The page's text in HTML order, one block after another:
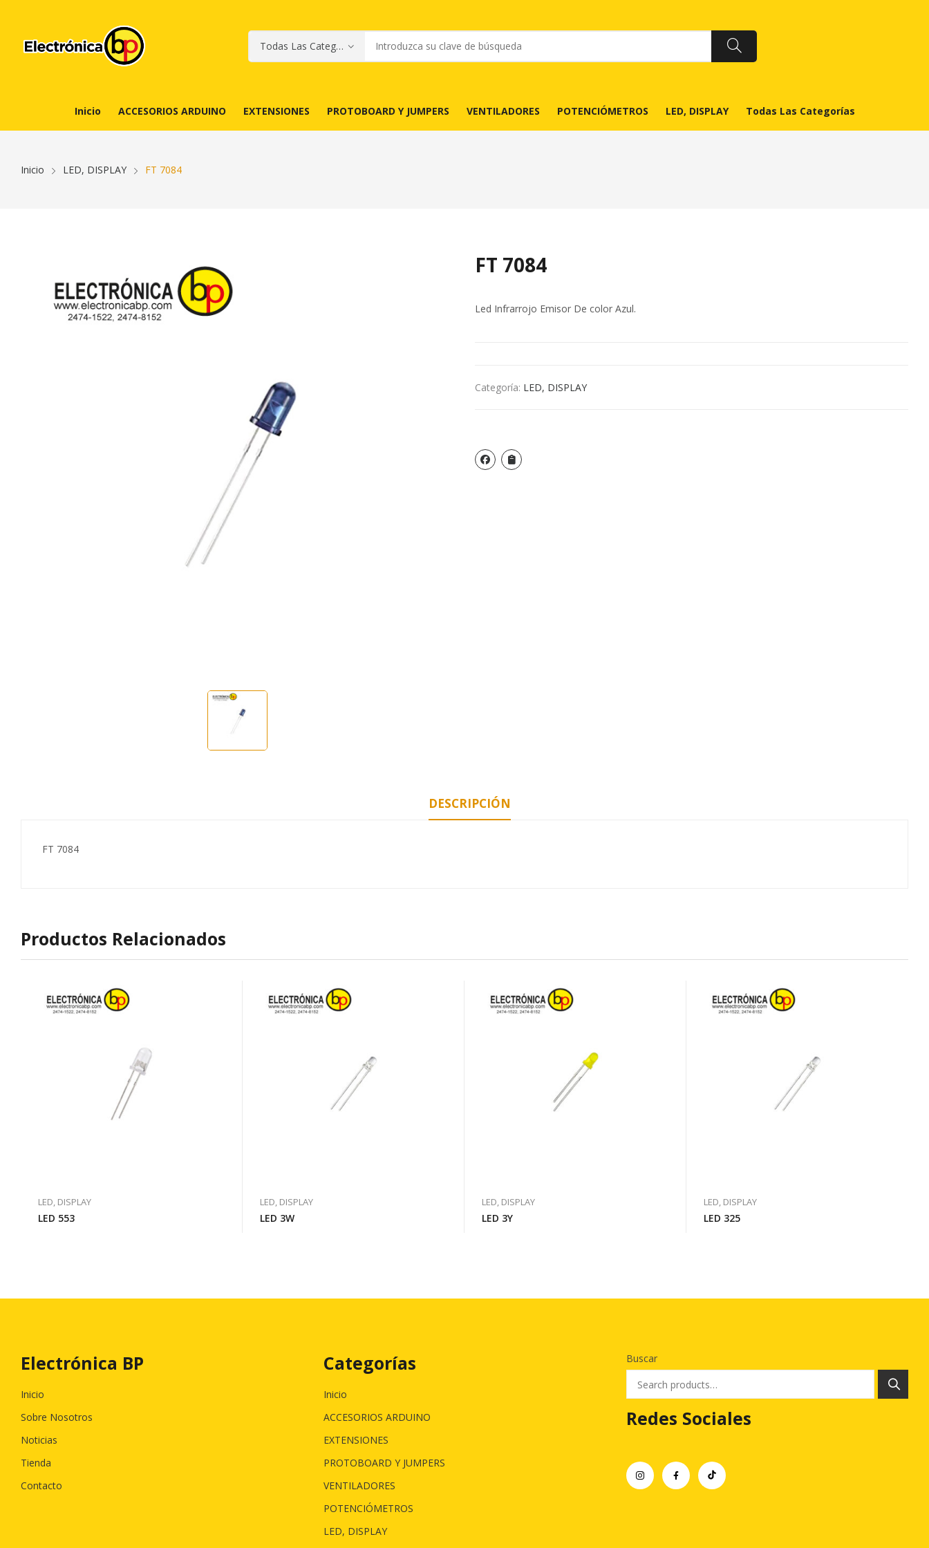
Inicio ACCESORIOS ARDUINO EXTENSIONES PROTOBOARD Y JUMPERS VENTILADORES POTENCIÓMETROS LED, DISPLAY Todas Las Categorías
Inicio LED, DISPLAY FT 7084
FT 7084
Led Infrarrojo Emisor De color Azul.
Categoría: LED, DISPLAY
DESCRIPCIÓN
FT 7084
Productos Relacionados
LED, DISPLAY
LED 553
LED, DISPLAY
LED 3W
LED, DISPLAY
LED 3Y
LED, DISPLAY
LED 325
Electrónica BP
Inicio
Sobre Nosotros
Noticias
Tienda
Contacto
Categorías
Inicio
ACCESORIOS ARDUINO
EXTENSIONES
PROTOBOARD Y JUMPERS
VENTILADORES
POTENCIÓMETROS
LED, DISPLAY
Buscar
Redes Sociales